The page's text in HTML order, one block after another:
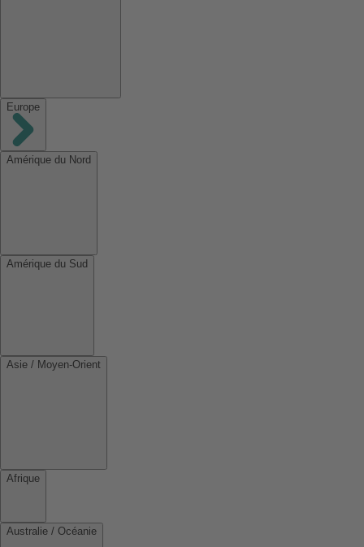
Europe
Amérique du Nord
Amérique du Sud
Asie / Moyen-Orient
Afrique
Australie / Océanie